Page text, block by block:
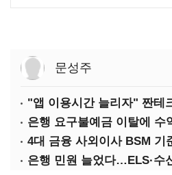
문성주
"앱 이용시간 늘리자" 짠테
은행 요구불예금 이탈에 수
은행 민원 늘었다…ELS·수